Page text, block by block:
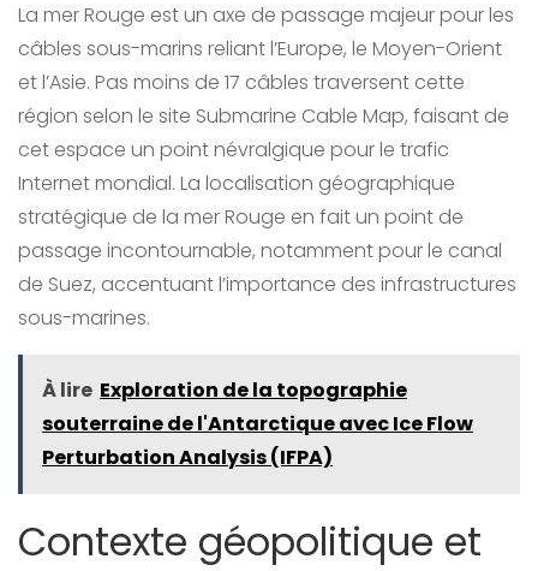
La mer Rouge est un axe de passage majeur pour les
câbles sous-marins reliant l’Europe, le Moyen-Orient
et l’Asie. Pas moins de 17 câbles traversent cette
région selon le site Submarine Cable Map, faisant de
cet espace un point névralgique pour le trafic
Internet mondial. La localisation géographique
stratégique de la mer Rouge en fait un point de
passage incontournable, notamment pour le canal
de Suez, accentuant l’importance des infrastructures
sous-marines.
À lire Exploration de la topographie
souterraine de l'Antarctique avec Ice Flow
Perturbation Analysis (IFPA)
Contexte géopolitique et